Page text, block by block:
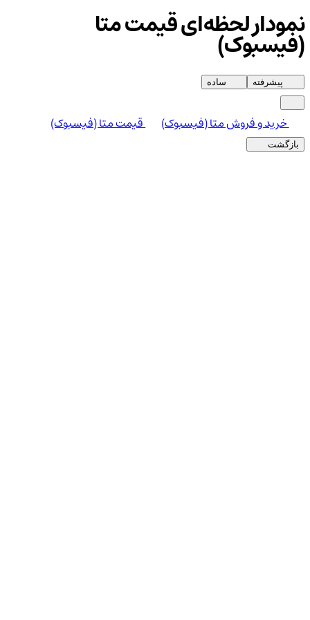
نمودار لحظه‌ای قیمت متا
(فیسبوک)
پیشرفته ساده
خرید و فروش متا (فیسبوک) قیمت متا (فیسبوک)
بازگشت